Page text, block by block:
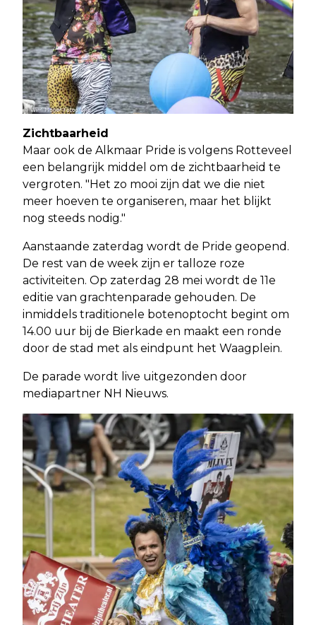
Zichtbaarheid
Maar ook de Alkmaar Pride is volgens Rotteveel
een belangrijk middel om de zichtbaarheid te
vergroten. "Het zo mooi zijn dat we die niet
meer hoeven te organiseren, maar het blijkt
nog steeds nodig."
Aanstaande zaterdag wordt de Pride geopend.
De rest van de week zijn er talloze roze
activiteiten. Op zaterdag 28 mei wordt de 11e
editie van grachtenparade gehouden. De
inmiddels traditionele botenoptocht begint om
14.00 uur bij de Bierkade en maakt een ronde
door de stad met als eindpunt het Waagplein.
De parade wordt live uitgezonden door
mediapartner NH Nieuws.